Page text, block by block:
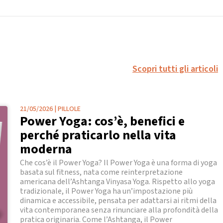
Scopri tutti gli articoli
21/05/2026 PILLOLE
Power Yoga: cos’è, benefici e
perché praticarlo nella vita
moderna
Che cos’è il Power Yoga? Il Power Yoga è una forma di yoga
basata sul fitness, nata come reinterpretazione
americana dell’Ashtanga Vinyasa Yoga. Rispetto allo yoga
tradizionale, il Power Yoga ha un’impostazione più
dinamica e accessibile, pensata per adattarsi ai ritmi della
vita contemporanea senza rinunciare alla profondità della
pratica originaria. Come l’Ashtanga, il Power